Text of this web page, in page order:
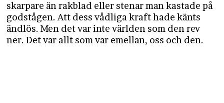
skarpare än rakblad eller stenar man kastade på
godstågen. Att dess vådliga kraft hade känts
ändlös. Men det var inte världen som den rev
ner. Det var allt som var emellan, oss och den.